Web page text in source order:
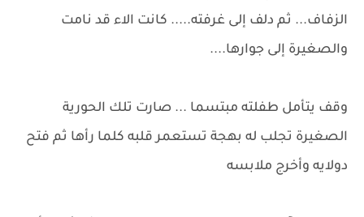
الزفاف... ثم دلف إلى غرفته..... كانت الاء قد نامت
والصغيرة إلى جوارها....
وقف يتأمل طفلته مبتسما ... صارت تلك الحورية
الصغيرة تجلب له بهجة تستعمر قلبه كلما رأها ثم فتح
دولايه وأخرج ملابسه